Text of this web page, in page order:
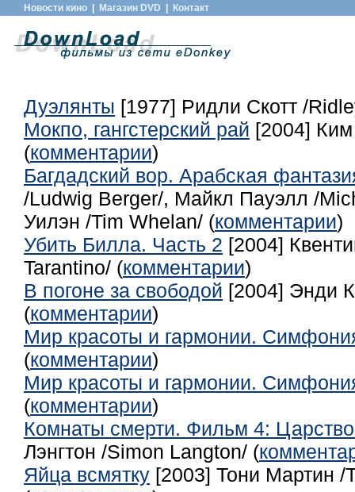
Новости кино Магазин DVD Контакт
Дуэлянты [1977] Ридли Скотт /
Мокпо, гангстерский рай [2004]
(комментарии)
Багдадский вор. Арабская
/Ludwig Berger/, Майкл Пауэлл /
Уилэн /Tim Whelan/ (комментарии)
Убить Билла. Часть 2 [2004]
Tarantino/ (комментарии)
В погоне за свободой [2004] Энди
(комментарии)
Мир красоты и гармонии.
(комментарии)
Мир красоты и гармонии.
(комментарии)
Комнаты смерти. Фильм 4: Царство
Лэнгтон /Simon Langton/ (
Яйца всмятку [2003] Тони Мартин /